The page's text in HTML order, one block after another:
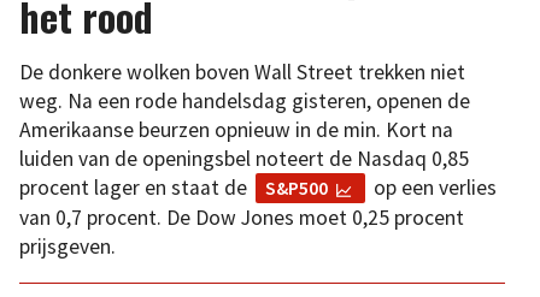
het rood
De donkere wolken boven Wall Street trekken niet
weg. Na een rode handelsdag gisteren, openen de
Amerikaanse beurzen opnieuw in de min. Kort na
luiden van de openingsbel noteert de Nasdaq 0,85
procent lager en staat de
S&P500
op een verlies
van 0,7 procent. De Dow Jones moet 0,25 procent
prijsgeven.